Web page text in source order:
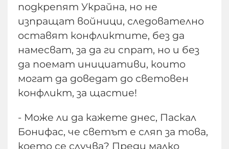
подкрепят Украйна, но не
изпращат войници, следователно
оставят конфликтите, без да
намесват, за да ги спрат, но и без
да поемат инициативи, които
могат да доведат до световен
конфликт, за щастие!
- Може ли да кажете днес, Паскал
Бонифас, че светът е сляп за това,
което се случва? Преди малко